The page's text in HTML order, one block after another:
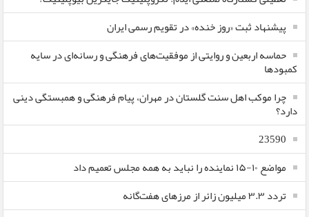
پیشنهاد ثبت «روز خنده» در تقویم رسمی ایران
حماسه اربعین و روایتی از موفقیت‌های فرهنگی و رسانه‌ای در سایه
کمبودها
چرا موکب اهل سنت گلستان در مهران، پیام فرهنگی و همبستگی دینی
دارد؟
23590
مواضع ۱۰-۱۵ نماینده را نباید به همه مجلس تعمیم داد
تردد ۳.۳ میلیون زائر از مرزهای هفت‌گانه